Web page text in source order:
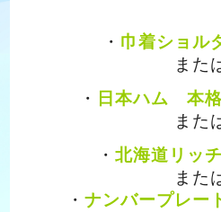
・ 巾着ショル
また
・
日本ハム 本
また
・ 北海道リッ
また
・ ナンバープレー